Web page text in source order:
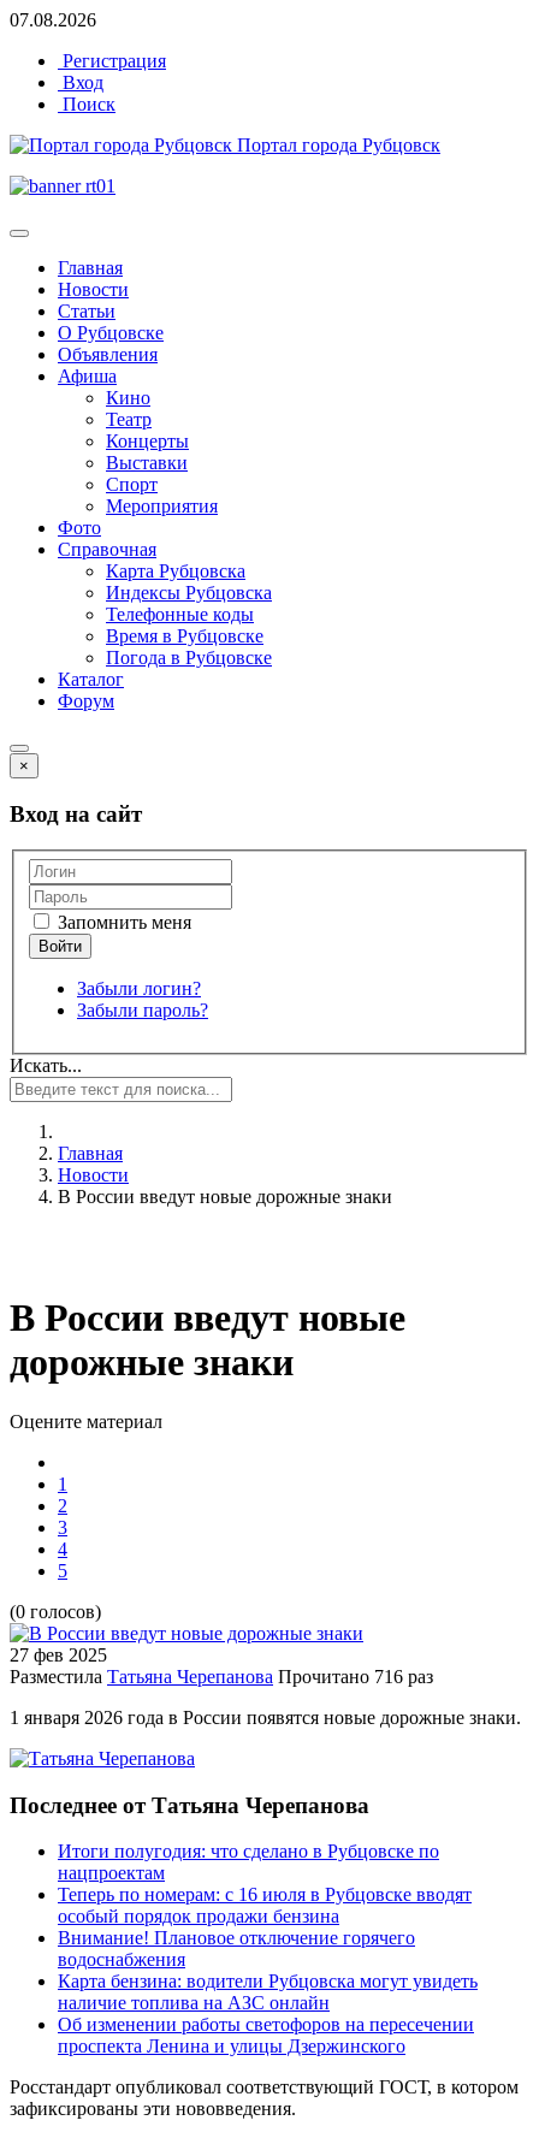
07.08.2026
Регистрация
Вход
Поиск
Портал города Рубцовск
Главная
Новости
Статьи
О Рубцовске
Объявления
Афиша
Кино
Театр
Концерты
Выставки
Спорт
Мероприятия
Фото
Справочная
Карта Рубцовска
Индексы Рубцовска
Телефонные коды
Время в Рубцовске
Погода в Рубцовске
Каталог
Форум
×
Вход на сайт
Запомнить меня
Забыли логин?
Забыли пароль?
Искать...
Главная
Новости
В России введут новые дорожные знаки
В России введут новые
дорожные знаки
Оцените материал
1
2
3
4
5
(0 голосов)
27 фев 2025
Разместила Татьяна Черепанова Прочитано 716 раз
1 января 2026 года в России появятся новые дорожные знаки.
Последнее от Татьяна Черепанова
Итоги полугодия: что сделано в Рубцовске по
нацпроектам
Теперь по номерам: с 16 июля в Рубцовске вводят
особый порядок продажи бензина
Внимание! Плановое отключение горячего
водоснабжения
Карта бензина: водители Рубцовска могут увидеть
наличие топлива на АЗС онлайн
Об изменении работы светофоров на пересечении
проспекта Ленина и улицы Дзержинского
Росстандарт опубликовал соответствующий ГОСТ, в котором
зафиксированы эти нововведения.